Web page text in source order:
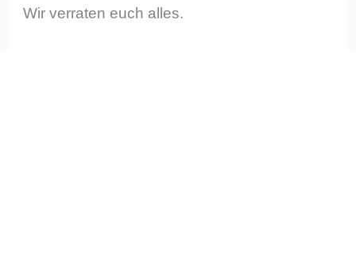
Wir verraten euch alles.